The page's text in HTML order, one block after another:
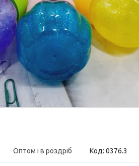
Оптом і в роздріб Код: 0376.3